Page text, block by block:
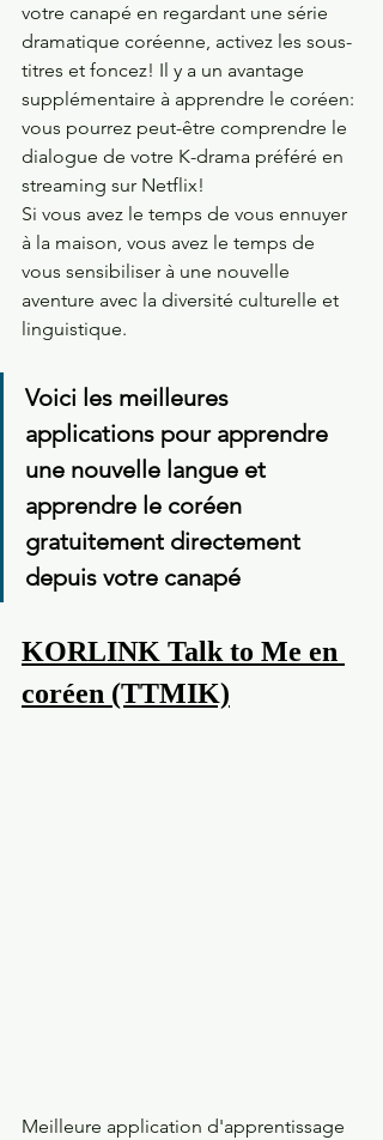
votre canapé en regardant une série
dramatique coréenne, activez les sous-
titres et foncez! Il y a un avantage
supplémentaire à apprendre le coréen:
vous pourrez peut-être comprendre le
dialogue de votre K-drama préféré en
streaming sur Netflix!
Si vous avez le temps de vous ennuyer
à la maison, vous avez le temps de
vous sensibiliser à une nouvelle
aventure avec la diversité culturelle et
linguistique.
Voici les meilleures
applications pour apprendre
une nouvelle langue et
apprendre le coréen
gratuitement directement
depuis votre canapé
KORLINK Talk to Me en
coréen (TTMIK)
Meilleure application d'apprentissage